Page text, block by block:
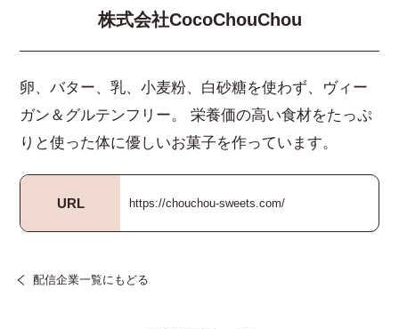
株式会社CocoChouChou
卵、バター、乳、小麦粉、白砂糖を使わず、ヴィー
ガン＆グルテンフリー。 栄養価の高い食材をたっぷ
りと使った体に優しいお菓子を作っています。
URL https://chouchou-sweets.com/
配信企業一覧にもどる